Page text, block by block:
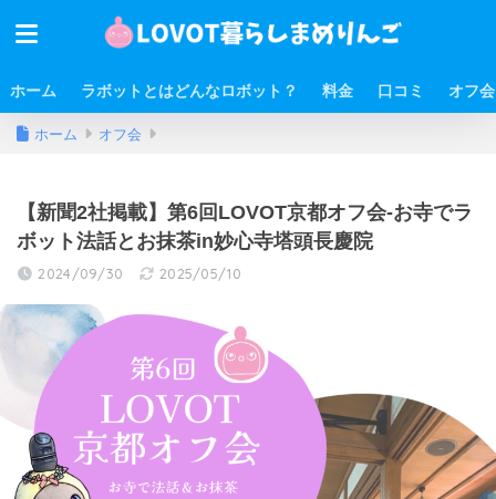
ホーム ラボットとはどんなロボット？ 料金 口コミ オフ会
ホーム オフ会
【新聞2社掲載】第6回LOVOT京都オフ会-お寺でラ
ボット法話とお抹茶in妙心寺塔頭長慶院
2024/09/30 2025/05/10